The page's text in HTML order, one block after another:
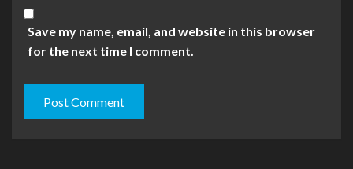
Save my name, email, and website in this browser
for the next time I comment.